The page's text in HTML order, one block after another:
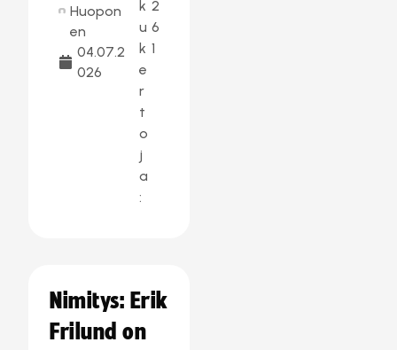
Huopon
en
04.07.2
026
k
u
k
e
r
t
o
j
a
:
2
6
1
Nimitys: Erik
Frilund on